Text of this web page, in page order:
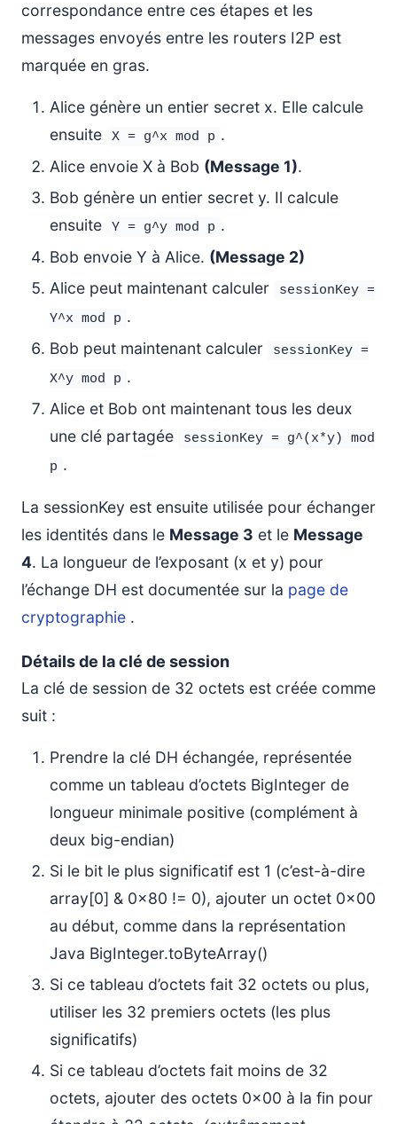
correspondance entre ces étapes et les
messages envoyés entre les routers I2P est
marquée en gras.
Alice génère un entier secret x. Elle calcule
ensuite
X = g^x mod p .
Alice envoie X à Bob (Message 1).
Bob génère un entier secret y. Il calcule
ensuite
Y = g^y mod p .
Bob envoie Y à Alice. (Message 2)
Alice peut maintenant calculer
sessionKey =
Y^x mod p .
Bob peut maintenant calculer
sessionKey =
X^y mod p .
Alice et Bob ont maintenant tous les deux
une clé partagée
sessionKey = g^(x*y) mod
p .
La sessionKey est ensuite utilisée pour échanger
les identités dans le Message 3 et le Message
4. La longueur de l’exposant (x et y) pour
l’échange DH est documentée sur la page de
cryptographie .
Détails de la clé de session
La clé de session de 32 octets est créée comme
suit :
Prendre la clé DH échangée, représentée
comme un tableau d’octets BigInteger de
longueur minimale positive (complément à
deux big-endian)
Si le bit le plus significatif est 1 (c’est-à-dire
array[0] & 0x80 != 0), ajouter un octet 0x00
au début, comme dans la représentation
Java BigInteger.toByteArray()
Si ce tableau d’octets fait 32 octets ou plus,
utiliser les 32 premiers octets (les plus
significatifs)
Si ce tableau d’octets fait moins de 32
octets, ajouter des octets 0x00 à la fin pour